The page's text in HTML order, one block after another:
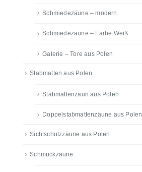
Schmiedezäune – modern
Schmiedezäune – Farbe Weiß
Galerie – Tore aus Polen
Stabmatten aus Polen
Stabmattenzaun aus Polen
Doppelstabmattenzäune aus Polen
Sichtschutzzäune aus Polen
Schmuckzäune